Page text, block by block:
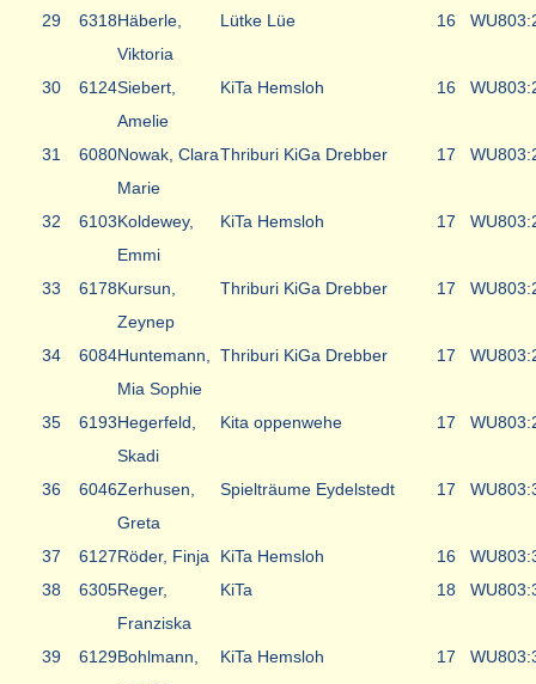
29 6318Häberle,
Viktoria
Lütke Lüe 16 WU8
30 6124Siebert,
Amelie
KiTa Hemsloh 16 WU8
31 6080Nowak, Clara
Marie
Thriburi KiGa Drebber 17 WU8
32 6103Koldewey,
Emmi
KiTa Hemsloh 17 WU8
33 6178Kursun,
Zeynep
Thriburi KiGa Drebber 17 WU8
34 6084Huntemann,
Mia Sophie
Thriburi KiGa Drebber 17 WU8
35 6193Hegerfeld,
Skadi
Kita oppenwehe 17 WU8
36 6046Zerhusen,
Greta
Spielträume Eydelstedt 17 WU8
37 6127Röder, Finja KiTa Hemsloh 16 WU8
38
6305Reger,
Franziska
KiTa 18 WU8
39 6129Bohlmann,
KiTa Hemsloh 17 WU8